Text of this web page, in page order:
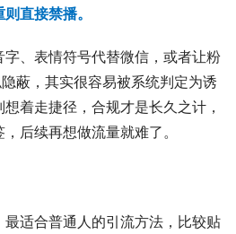
直接禁播。
、表情符号代替微信，或者让粉
蔽，其实很容易被系统判定为诱
着走捷径，合规才是长久之计，
后续再想做流量就难了。
适合普通人的引流方法，比较贴